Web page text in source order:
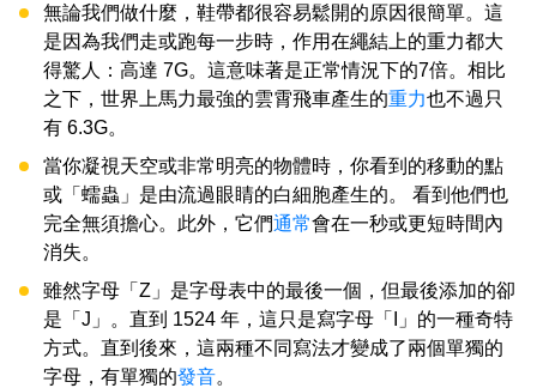
無論我們做什麼，鞋帶都很容易鬆開的原因很簡單。這
是因為我們走或跑每一步時，作用在繩結上的重力都大
得驚人：高達 7G。這意味著是正常情況下的7倍。相比
之下，世界上馬力最強的雲霄飛車產生的重力也不過只
有 6.3G。
當你凝視天空或非常明亮的物體時，你看到的移動的點
或「蠕蟲」是由流過眼睛的白細胞產生的。 看到他們也
完全無須擔心。此外，它們通常會在一秒或更短時間內
消失。
雖然字母「Z」是字母表中的最後一個，但最後添加的卻
是「J」。直到 1524 年，這只是寫字母「I」的一種奇特
方式。直到後來，這兩種不同寫法才變成了兩個單獨的
字母，有單獨的發音。